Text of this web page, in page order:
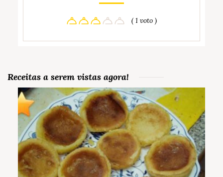
( 1 voto )
Receitas a serem vistas agora!